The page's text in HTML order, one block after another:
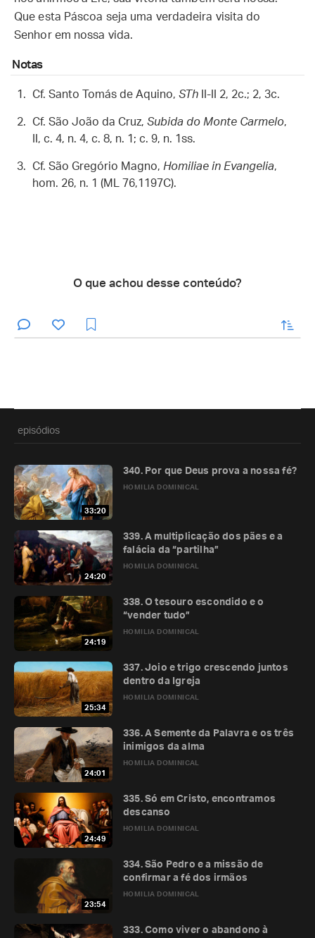
Que esta Páscoa seja uma verdadeira visita do
Senhor em nossa vida.
Notas
Cf. Santo Tomás de Aquino, STh II-II 2, 2c.; 2, 3c.
Cf. São João da Cruz, Subida do Monte Carmelo,
II, c. 4, n. 4, c. 8, n. 1; c. 9, n. 1ss.
Cf. São Gregório Magno, Homiliae in Evangelia,
hom. 26, n. 1 (ML 76,1197C).
O que achou desse conteúdo?
enviar
episódios
33:20
HOMILIA DOMINICAL
340. Por que Deus prova a nossa fé?
24:20
HOMILIA DOMINICAL
339. A multiplicação dos pães e a
falácia da “partilha”
24:19
HOMILIA DOMINICAL
338. O tesouro escondido e o
“vender tudo”
25:34
HOMILIA DOMINICAL
337. Joio e trigo crescendo juntos
dentro da Igreja
24:01
HOMILIA DOMINICAL
336. A Semente da Palavra e os três
inimigos da alma
24:49
HOMILIA DOMINICAL
335. Só em Cristo, encontramos
descanso
23:54
HOMILIA DOMINICAL
334. São Pedro e a missão de
confirmar a fé dos irmãos
333. Como viver o abandono à